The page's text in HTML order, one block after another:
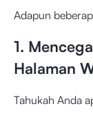
Adapun
1.
Halaman
Tahukah Anda